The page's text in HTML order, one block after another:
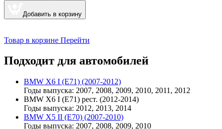
Добавить в корзину
Товар в корзине Перейти
Подходит для автомобилей
BMW Х6 I (E71) (2007-2012)
Годы выпуска: 2007, 2008, 2009, 2010, 2011, 2012
BMW Х6 I (E71) рест. (2012-2014)
Годы выпуска: 2012, 2013, 2014
BMW Х5 II (E70) (2007-2010)
Годы выпуска: 2007, 2008, 2009, 2010